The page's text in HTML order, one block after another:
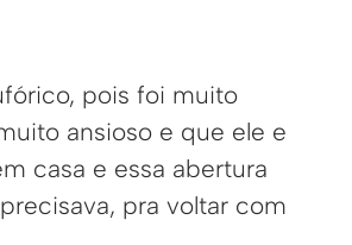
pois foi muito
ansioso e que ele e
casa e essa abertura
pra voltar com